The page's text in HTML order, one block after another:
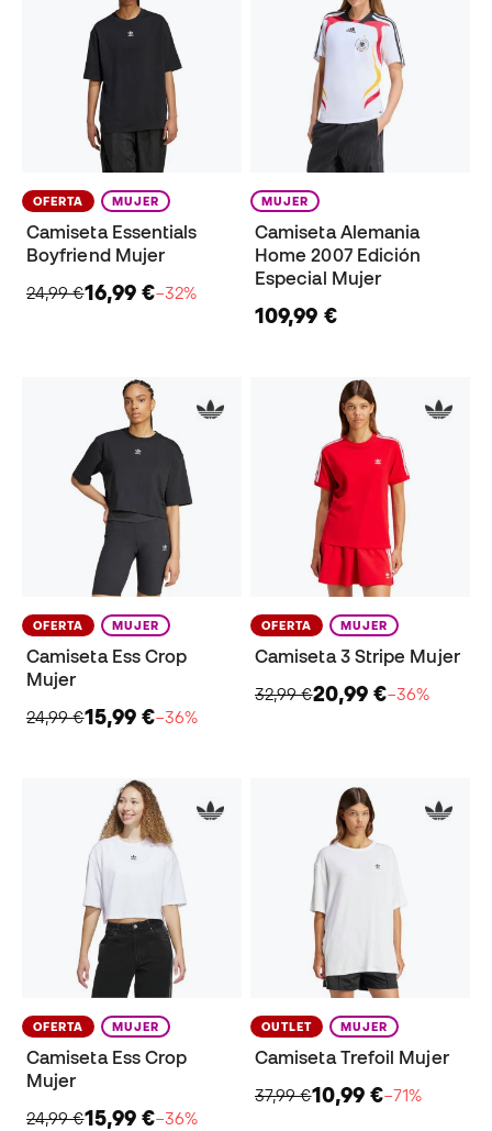
OFERTA MUJER
Camiseta Essentials
Boyfriend Mujer
24,99 €16,99 €−32%
MUJER
Camiseta Alemania
Home 2007 Edición
Especial Mujer
109,99 €
OFERTA MUJER
Camiseta Ess Crop
Mujer
24,99 €15,99 €−36%
OFERTA MUJER
Camiseta 3 Stripe Mujer
32,99 €20,99 €−36%
OFERTA MUJER
Camiseta Ess Crop
Mujer
24,99 €15,99 €−36%
OUTLET MUJER
Camiseta Trefoil Mujer
37,99 €10,99 €−71%